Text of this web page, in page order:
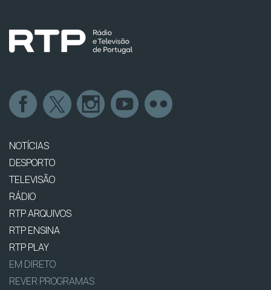
NOTÍCIAS
DESPORTO
TELEVISÃO
RÁDIO
RTP ARQUIVOS
RTP ENSINA
RTP PLAY
EM DIRETO
REVER PROGRAMAS